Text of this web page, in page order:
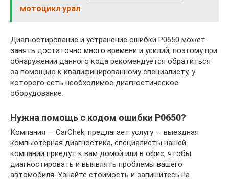
мотоцикл урал
Диагностирование и устранение ошибки P0650 может
занять достаточно много времени и усилий, поэтому при
обнаружении данного кода рекомендуется обратиться
за помощью к квалифицированному специалисту, у
которого есть необходимое диагностическое
оборудование.
Нужна помощь с кодом ошибки P0650?
Компания — CarChek, предлагает услугу — выездная
компьютерная диагностика, специалисты нашей
компании приедут к вам домой или в офис, чтобы
диагностировать и выявлять проблемы вашего
автомобиля. Узнайте стоимость и запишитесь на